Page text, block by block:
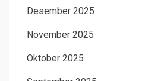
Desember 2025
November 2025
Oktober 2025